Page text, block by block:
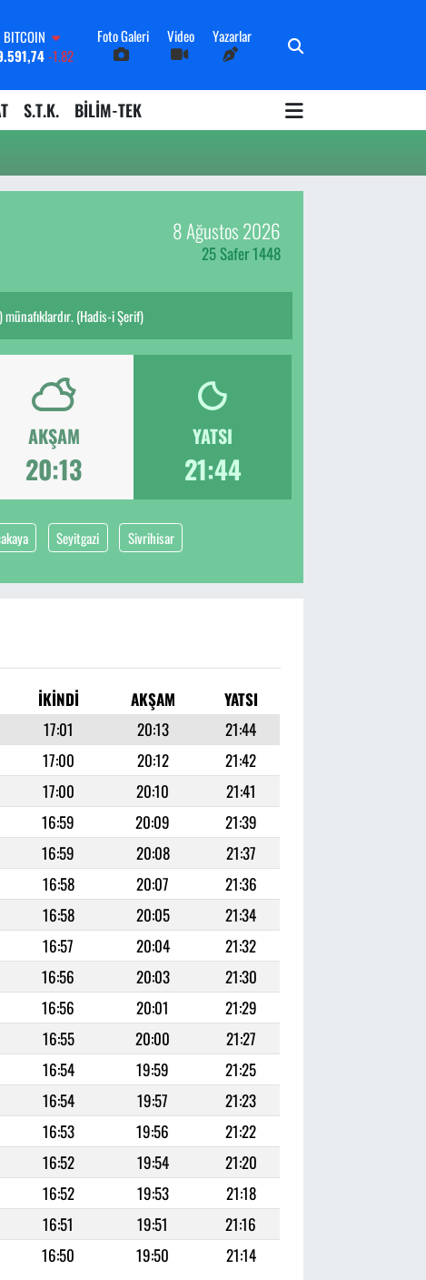
BITCOIN
-1.82
0.02
EURO
0.19
G.ALTIN
Foto Galeri Video Yazarlar
S.T.K. BİLİM-TEK
8 Ağustos 2026
25 Safer 1448
(Hadis-i Şerif)
AKŞAM
20:13
YATSI
21:44
Seyitgazi Sivrihisar
İKINDI AKŞAM
YATSI
17:01 20:13
21:44
17:00 20:12
21:42
17:00 20:10
21:41
16:59 20:09
21:39
16:59 20:08
21:37
16:58 20:07
21:36
16:58 20:05
21:34
16:57 20:04
21:32
16:56 20:03
21:30
16:56 20:01
21:29
16:55 20:00
21:27
16:54 19:59
21:25
16:54 19:57
21:23
16:53 19:56
21:22
16:52 19:54
21:20
16:52 19:53
21:18
16:51 19:51
21:16
16:50 19:50 21:14